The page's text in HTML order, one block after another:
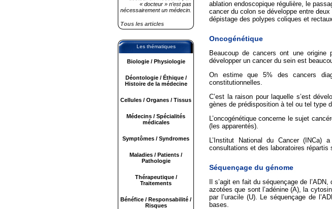
« docteur » n’est pas
nécessairement un médecin.
Tous les articles
Les thématiques
Biologie / Physiologie
Déontologie / Éthique /
Histoire de la médecine
Cellules / Organes / Tissus
Médecins / Spécialités
médicales
Symptômes / Syndromes
Maladies / Patients /
Pathologie
Thérapeutique /
Traitements
Bénéfice / Responsabilité /
Risques
ablation endoscopique régulière, le
cancer du colon se développe entre
dépistage des polypes coliques et
Oncogénétique
Beaucoup de cancers ont une
développer un cancer du sein est
On estime que 5% des cancers
constitutionnelles.
C’est la raison pour laquelle s’est
gènes de prédisposition à tel ou tel type
L’oncogénétique concerne le sujet
(les apparentés).
L’Institut National du Cancer (INCa)
consultations et des laboratoires répartis
Séquençage du génome
Il s’agit en fait du séquençage de
azotées que sont l’adénine (A), la
par l’uracile (U). Le séquençage de
bases.